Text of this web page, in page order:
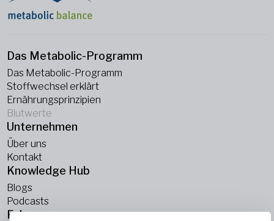
Das Metabolic-Programm
Das Metabolic-Programm
Stoffwechsel erklärt
Ernährungsprinzipien
Blutwerte
Unternehmen
Über uns
Kontakt
Knowledge Hub
Blogs
Podcasts
Folge uns